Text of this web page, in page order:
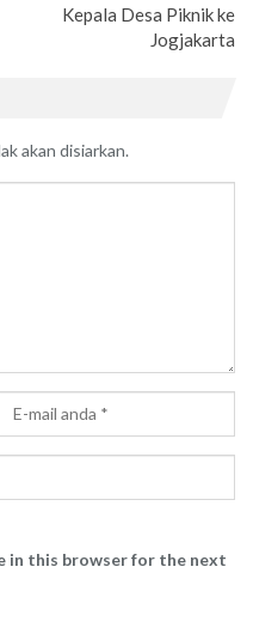
Kepala Desa Piknik ke
Jogjakarta
akan disiarkan.
in this browser for the next